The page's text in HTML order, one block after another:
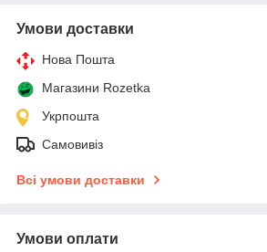
Умови доставки
Нова Пошта
Магазини Rozetka
Укрпошта
Самовивіз
Всі умови доставки
Умови оплати